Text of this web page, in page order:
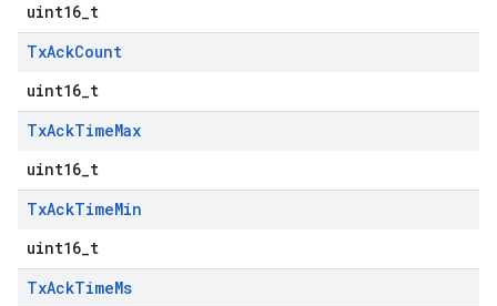
uint16_t
TxAckCount
uint16_t
TxAckTimeMax
uint16_t
TxAckTimeMin
uint16_t
TxAckTimeMs